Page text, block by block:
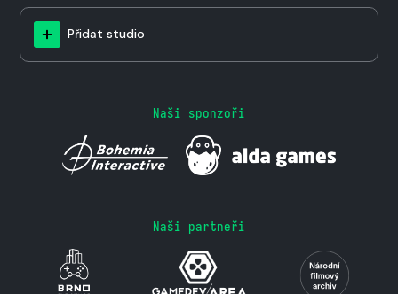
Přidat studio
Naši sponzoři
Naši partneři